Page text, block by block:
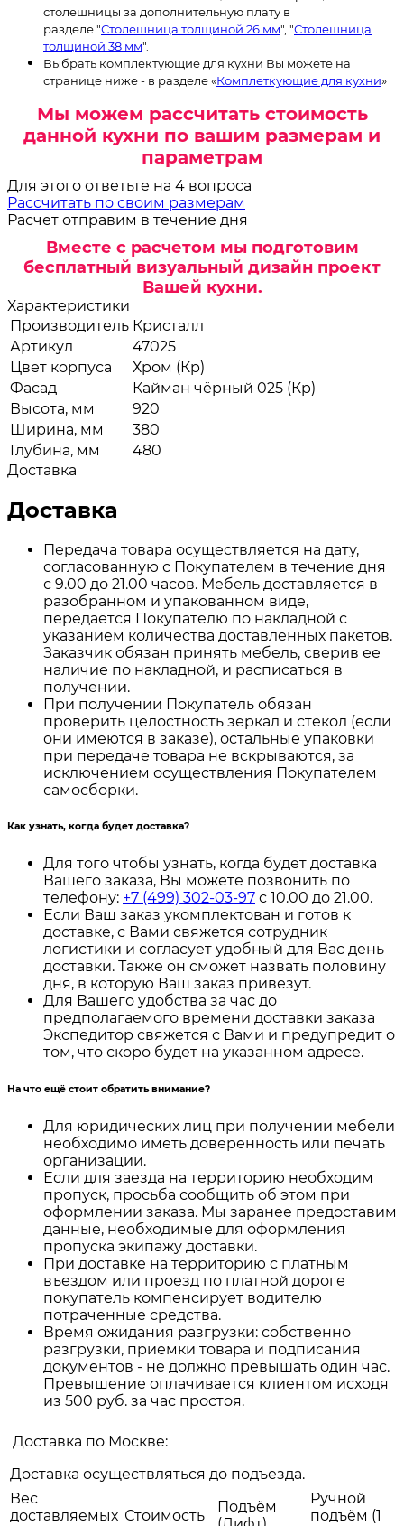
столешницы за дополнительную плату в
разделе "Столешница толщиной 26 мм", "Столешница
толщиной 38 мм".
Выбрать комплектующие для кухни Вы можете на
странице ниже - в разделе «Комплеткующие для кухни»
Мы можем рассчитать стоимость
данной кухни по вашим размерам и
параметрам
Для этого ответьте на 4 вопроса
Рассчитать по своим размерам
Расчет отправим в течение дня
Вместе с расчетом мы подготовим
бесплатный визуальный дизайн проект
Вашей кухни.
Характеристики
Производитель Кристалл
Артикул
47025
Цвет корпуса
Хром (Кр)
Фасад
Кайман чёрный 025 (Кр)
Высота, мм
920
Ширина, мм
380
Глубина, мм
480
Доставка
Доставка
Передача товара осуществляется на дату,
согласованную с Покупателем в течение дня
с 9.00 до 21.00 часов. Мебель доставляется в
разобранном и упакованном виде,
передаётся Покупателю по накладной с
указанием количества доставленных пакетов.
Заказчик обязан принять мебель, сверив ее
наличие по накладной, и расписаться в
получении.
При получении Покупатель обязан
проверить целостность зеркал и стекол (если
они имеются в заказе), остальные упаковки
при передаче товара не вскрываются, за
исключением осуществления Покупателем
самосборки.
Как узнать, когда будет доставка?
Для того чтобы узнать, когда будет доставка
Вашего заказа, Вы можете позвонить по
телефону: +7 (499) 302-03-97 с 10.00 до 21.00.
Если Ваш заказ укомплектован и готов к
доставке, с Вами свяжется сотрудник
логистики и согласует удобный для Вас день
доставки. Также он сможет назвать половину
дня, в которую Ваш заказ привезут.
Для Вашего удобства за час до
предполагаемого времени доставки заказа
Экспедитор свяжется с Вами и предупредит о
том, что скоро будет на указанном адресе.
На что ещё стоит обратить внимание?
Для юридических лиц при получении мебели
необходимо иметь доверенность или печать
организации.
Если для заезда на территорию необходим
пропуск, просьба сообщить об этом при
оформлении заказа. Мы заранее предоставим
данные, необходимые для оформления
пропуска экипажу доставки.
При доставке на территорию с платным
въездом или проезд по платной дороге
покупатель компенсирует водителю
потраченные средства.
Время ожидания разгрузки: собственно
разгрузки, приемки товара и подписания
документов - не должно превышать один час.
Превышение оплачивается клиентом исходя
из 500 руб. за час простоя.
Доставка по Москве:
Доставка осуществляться до подъезда.
Вес
доставляемых Стоимость
Подъём
Ручной
подъём (1